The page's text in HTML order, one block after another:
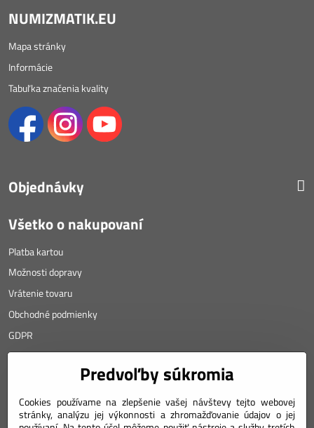
NUMIZMATIK.EU
Mapa stránky
Informácie
Tabuľka značenia kvality
Objednávky
Všetko o nakupovaní
Platba kartou
Možnosti dopravy
Vrátenie tovaru
Obchodné podmienky
GDPR
Angyalova 461/75
967 01 Kremnica
Predvoľby súkromia
Cookies používame na zlepšenie vašej návštevy tejto webovej
stránky, analýzu jej výkonnosti a zhromažďovanie údajov o jej